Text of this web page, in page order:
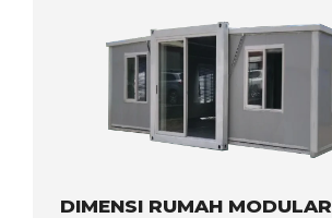
DIMENSI RUMAH MODULAR